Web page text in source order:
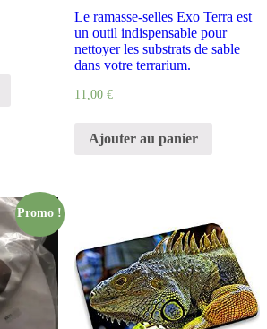
Le ramasse-selles Exo Terra est
un outil indispensable pour
nettoyer les substrats de sable
dans votre terrarium.
11,00 €
Ajouter au panier
Promo !